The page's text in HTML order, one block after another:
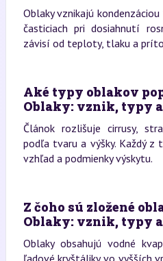
Oblaky vznikajú
časticiach pri dosiahnutí
závisí od teploty, tlaku a
Aké typy oblakov
Oblaky: vznik, typy
Článok rozlišuje cirrusy,
podľa tvaru a výšky. Každý z
vzhľad a podmienky výskytu.
Z čoho sú zložené
Oblaky: vznik, typy
Oblaky obsahujú vodné
ľadové kryštáliky vo vyšších